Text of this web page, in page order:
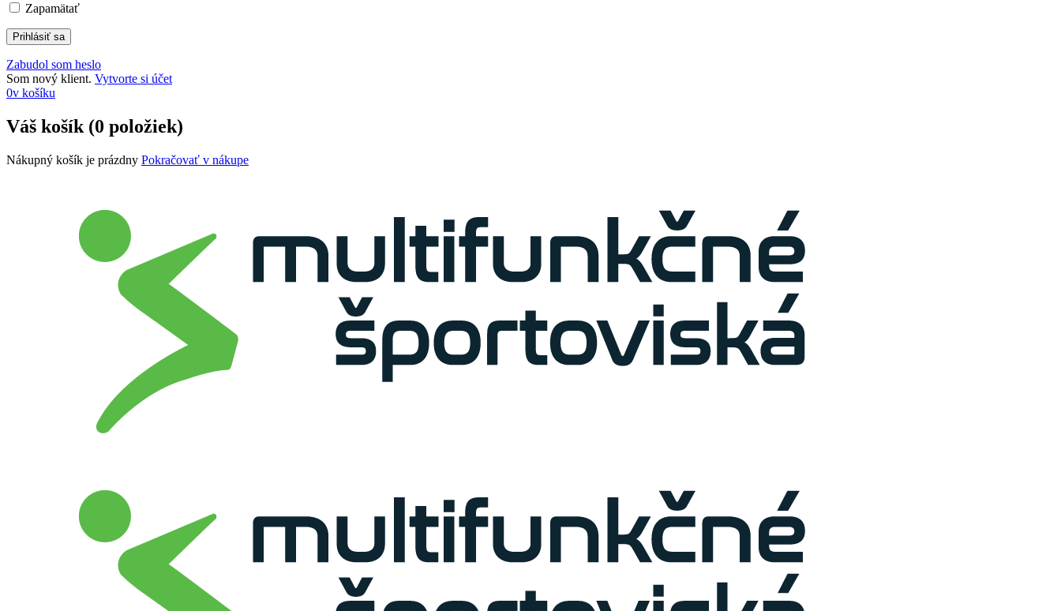
Zapamätať
Zabudol som heslo
Som nový klient. Vytvorte si účet
0v košíku
Váš košík (0 položiek)
Nákupný košík je prázdny Pokračovať v nákupe